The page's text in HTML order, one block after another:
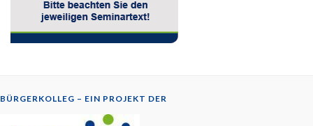
BÜRGERKOLLEG – EIN PROJEKT DER